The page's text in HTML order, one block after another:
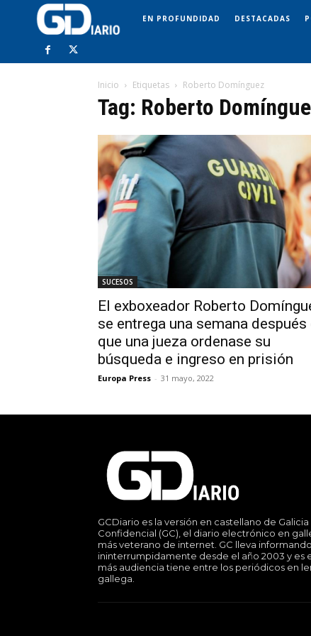
EN PROFUNDIDAD DESTACADAS
Inicio Etiquetas Roberto Domínguez
Tag: Roberto
SUCESOS
El exboxeador Roberto
se entrega una semana después
que una jueza ordenase su
búsqueda e ingreso en prisión
Europa Press - 31 mayo, 2022
GCDiario es la versión en castellano de Galicia
Confidencial (GC), el diario electrónico en
más veterano de internet. GC lleva informando
ininterrumpidamente desde el año 2003 y es
más audiencia tiene entre los periódicos en
gallega.